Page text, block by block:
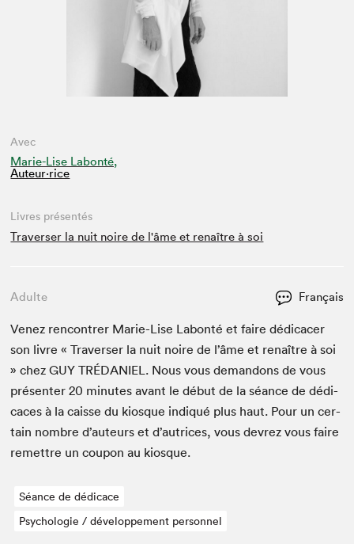
Avec
Marie-Lise Labonté,
Auteur·rice
Livres présentés
Traverser la nuit noire de l'âme et renaître à soi
Adulte Français
Venez ren­con­tr­er Marie-Lise Labon­té et faire dédi­cac­er
son livre « Tra­vers­er la nuit noire de l’âme et renaître à soi
» chezGUY TRÉ­DANIEL. Nous vous deman­dons de vous
présen­ter20 min­utes avant le début de la séance de dédi­
caces à la caisse du kiosque indiqué plus haut. Pour un cer­
tain nom­bre d’auteurs et d’autrices, vous devrez vous faire
remet­tre un coupon au kiosque.
Séance de dédicace
Psychologie / développement personnel